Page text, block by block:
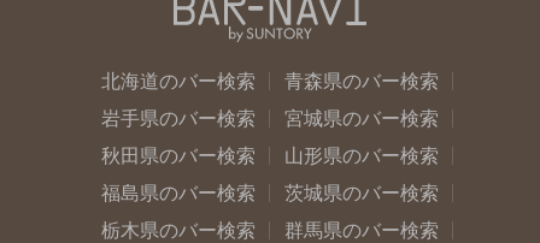
北海道のバー検索
青森県のバー検索
岩手県のバー検索
宮城県のバー検索
秋田県のバー検索
山形県のバー検索
福島県のバー検索
茨城県のバー検索
栃木県のバー検索
群馬県のバー検索